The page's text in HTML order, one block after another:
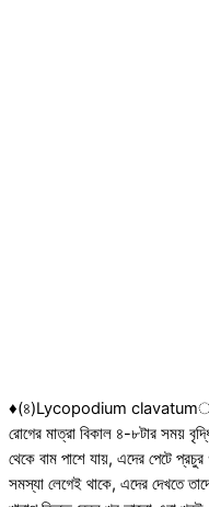
♦(৪)Lycopodium clavatumঃ
রোগের মাত্রা বিকাল ৪-৮টার সময়
থেকে বাম পাশে যায়, এদের পেটে
সমস্যা লেগেই থাকে, এদের দেখতে